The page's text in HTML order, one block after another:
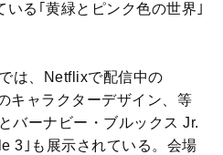
る｢黄緑とピンク色の世界｣
は、Netflixで配信中の
キャラクターデザイン、等
バーナビー・ブルックス Jr.
3｣も展示されている。会場